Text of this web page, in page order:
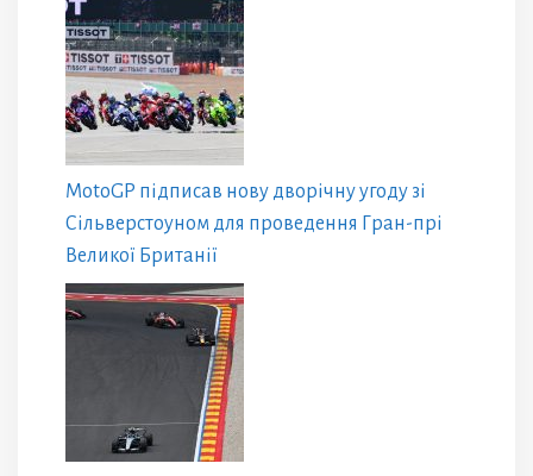
MotoGP підписав нову дворічну угоду зі
Сільверстоуном для проведення Гран-прі
Великої Британії